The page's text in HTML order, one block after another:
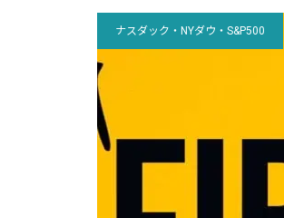
ドル円
観的に見
ドル円の
は？(現在
投資戦略6 –
雇用統計
たのか否
ナスダッ
ナスダック・NYダウ・S&P500